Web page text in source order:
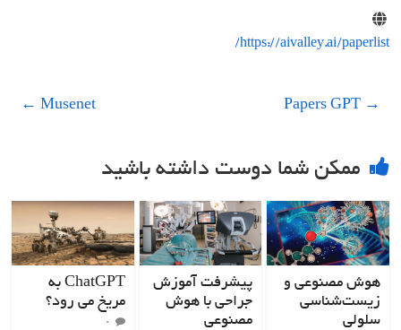
https://aivalley.ai/paperlist/
→
Musenet
←
ممکن شما دوست داشته باشید
هوش مصنوعی و
زیست‌شناسی
سلولی
پیشرفت آموزش
جراحی با هوش
مصنوعی
ChatGPT به
مریخ می رود؟
۰